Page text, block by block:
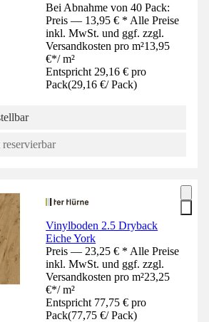
Bei Abnahme von 40 Pack:
Preis — 13,95 € * Alle Preise
inkl. MwSt. und ggf. zzgl.
Versandkosten pro m²13,95
€*/ m²
Entspricht 29,16 € pro
Pack(29,16 €/ Pack)
Vinylboden 2.5 Dryback
Eiche York
Preis — 23,25 € * Alle Preise
inkl. MwSt. und ggf. zzgl.
Versandkosten pro m²23,25
€*/ m²
Entspricht 77,75 € pro
Pack(77,75 €/ Pack)